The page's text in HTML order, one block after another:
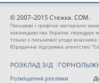
© 2007–2015 Стежка. COM.
Письмові і графічні матеріали
законодавства України, передрук
тільки з письмової угоди власника
Юридична підтримка агентство
РОЗКЛАД З/Д |
Розміщення реклами